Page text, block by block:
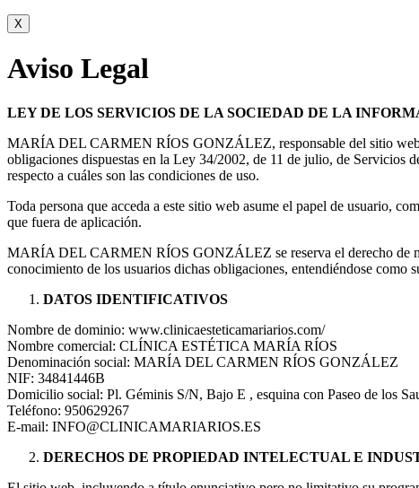
X
Aviso Legal
LEY DE LOS SERVICIOS DE LA SOCIEDAD DE LA
MARÍA DEL CARMEN RÍOS GONZÁLEZ, responsable del sitio web,
obligaciones dispuestas en la Ley 34/2002, de 11 de julio, de
respecto a cuáles son las condiciones de uso.
Toda persona que acceda a este sitio web asume el papel de usuario,
que fuera de aplicación.
MARÍA DEL CARMEN RÍOS GONZÁLEZ se reserva el derecho de
conocimiento de los usuarios dichas obligaciones, entendiéndose
DATOS IDENTIFICATIVOS
Nombre de dominio: www.clinicaesteticamariarios.com/
Nombre comercial: CLÍNICA ESTÉTICA MARÍA RÍOS
Denominación social: MARÍA DEL CARMEN RÍOS GONZÁLEZ
NIF: 34841446B
Domicilio social: Pl. Géminis S/N, Bajo E , esquina con Paseo de los
Teléfono: 950629267
E-mail: INFO@CLINICAMARIARIOS.ES
DERECHOS DE PROPIEDAD INTELECTUAL E